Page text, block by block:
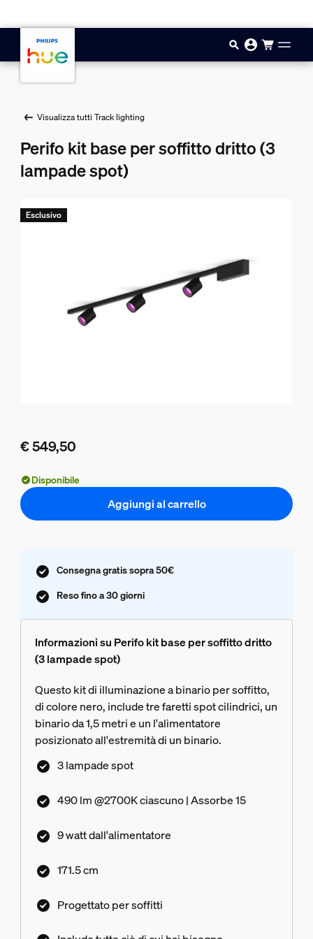
Visualizza tutti Track lighting
Perifo kit base per soffitto dritto (3
lampade spot)
€ 549,50
Esclusivo
Disponibile
Aggiungi al carrello
Consegna gratis sopra 50€
Reso fino a 30 giorni
Informazioni su Perifo kit base per soffitto dritto
(3 lampade spot)
Questo kit di illuminazione a binario per soffitto,
di colore nero, include tre faretti spot cilindrici, un
binario da 1,5 metri e un l'alimentatore
posizionato all'estremità di un binario.
3 lampade spot
490 lm @2700K ciascuno | Assorbe 15
9 watt dall'alimentatore
171.5 cm
Progettato per soffitti